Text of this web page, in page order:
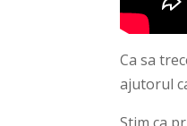
Ca sa
ajutorul